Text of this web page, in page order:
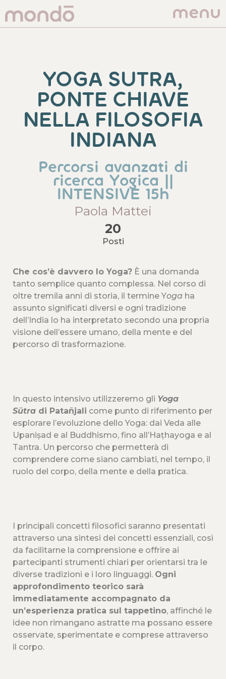
menu
YOGA SUTRA,
PONTE CHIAVE
NELLA FILOSOFIA
INDIANA
Percorsi avanzati di
ricerca Yogica ||
INTENSIVE 15h
Paola Mattei
20
Posti
Che cos’è davvero lo Yoga? È una domanda
tanto semplice quanto complessa. Nel corso di
oltre tremila anni di storia, il termine Yoga ha
assunto significati diversi e ogni tradizione
dell’India lo ha interpretato secondo una propria
visione dell’essere umano, della mente e del
percorso di trasformazione.
In questo intensivo utilizzeremo gli Yoga
Sūtra di Patañjali come punto di riferimento per
esplorare l’evoluzione dello Yoga: dai Veda alle
Upaniṣad e al Buddhismo, fino all’Haṭhayoga e al
Tantra. Un percorso che permetterà di
comprendere come siano cambiati, nel tempo, il
ruolo del corpo, della mente e della pratica.
I principali concetti filosofici saranno presentati
attraverso una sintesi dei concetti essenziali, così
da facilitarne la comprensione e offrire ai
partecipanti strumenti chiari per orientarsi tra le
diverse tradizioni e i loro linguaggi. Ogni
approfondimento teorico sarà
immediatamente accompagnato da
un’esperienza pratica sul tappetino, affinché le
idee non rimangano astratte ma possano essere
osservate, sperimentate e comprese attraverso
il corpo.